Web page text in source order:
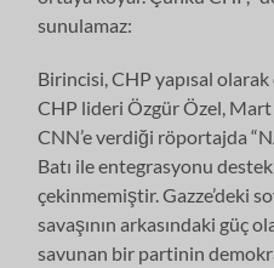
sunulamaz:
Birincisi, CHP yapısal
CHP lideri Özgür Özel, Mart
CNN’e verdiği röportajda
Batı ile entegrasyonu
çekinmemiştir. Gazze’deki
savaşının arkasındaki güç
savunan bir partinin